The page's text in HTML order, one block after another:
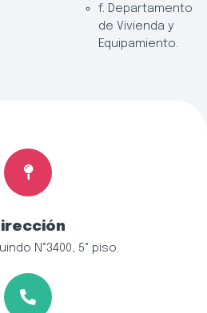
f. Departamento
de Vivienda y
Equipamiento.
N°3400, 5° piso.